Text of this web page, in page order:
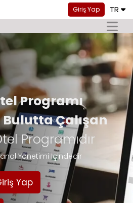
Giriş Yap TR
Programı
Bulutta Çalışan
Programıdır
Yönetimi İçindedir
Yap